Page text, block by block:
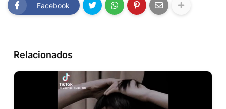
Facebook
Relacionados